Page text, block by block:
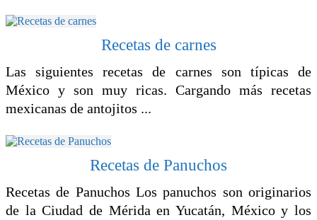
Recetas de carnes
Las siguientes recetas de carnes son típicas de
México y son muy ricas. Cargando más recetas
mexicanas de antojitos ...
Recetas de Panuchos
Recetas de Panuchos Los panuchos son originarios
de la Ciudad de Mérida en Yucatán, México y los